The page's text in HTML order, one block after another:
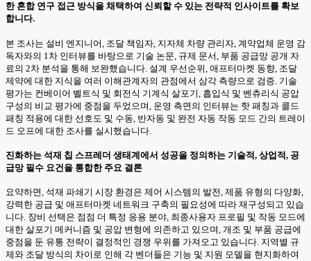
한 혼합 연구 접근 방식을 채택하여 신뢰할 수 있는 전략적 인사이트를 확보
합니다.
본 조사는 설비 엔지니어, 조달 책임자, 지자체 차량 관리자, 계약업체 운영 감
독자와의 1차 인터뷰를 바탕으로 기술 논문, 규제 문서, 부품 공급망 공개 자
료의 2차 분석을 통해 보완했습니다. 설계 우선순위, 애프터마켓 동향, 조달
제약에 대한 지식을 여러 이해관계자의 관점에서 삼각 측량으로 검증. 기술
평가는 컨베이어 벨트식 및 회전식 기계식 살포기, 흡입식 및 벤츄리식 공압
구성의 비교 평가에 중점을 두었으며, 운영 측면의 인터뷰는 핫 패칭과 콜드
패칭 적용에 대한 선호도 및 수동, 반자동 및 완전 자동 작동 모드 간의 트레이
드 오프에 대한 조사를 실시했습니다.
진화하는 석재 칩 스프레더 생태계에서 성공을 정의하는 기술적, 상업적, 공
급망 필수 요건을 통합한 주요 결론
요약하면, 석재 파쇄기 시장 환경은 제어 시스템의 발전, 제품 유형의 다양화,
강력한 공급 및 애프터마켓 네트워크 구축의 필요성에 따라 재구성되고 있습
니다. 장비 선택은 점점 더 특정 응용 분야, 최종사용자 프로필 및 작동 모드에
대한 살포기 메커니즘 및 공압 변형에 의존하고 있으며, 개조 및 부품 공급에
중점을 둔 유통 전략이 결정적인 경쟁 우위를 가져오고 있습니다. 지역별 규
제와 조달 방식의 차이로 인해 각 벤더들은 기능 및 지원 모델을 현지화하여